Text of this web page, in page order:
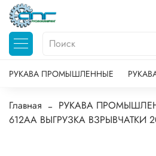
РУКАВА ПРОМЫШЛЕННЫЕ
Главная РУКАВА
612AA ВЫГРУЗКА ВЗРЫВЧАТКИ